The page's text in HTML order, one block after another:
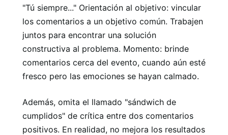
"Tú siempre..." Orientación al objetivo: vincular
los comentarios a un objetivo común. Trabajen
juntos para encontrar una solución
constructiva al problema. Momento: brinde
comentarios cerca del evento, cuando aún esté
fresco pero las emociones se hayan calmado.
Además, omita el llamado "sándwich de
cumplidos" de crítica entre dos comentarios
positivos. En realidad, no mejora los resultados